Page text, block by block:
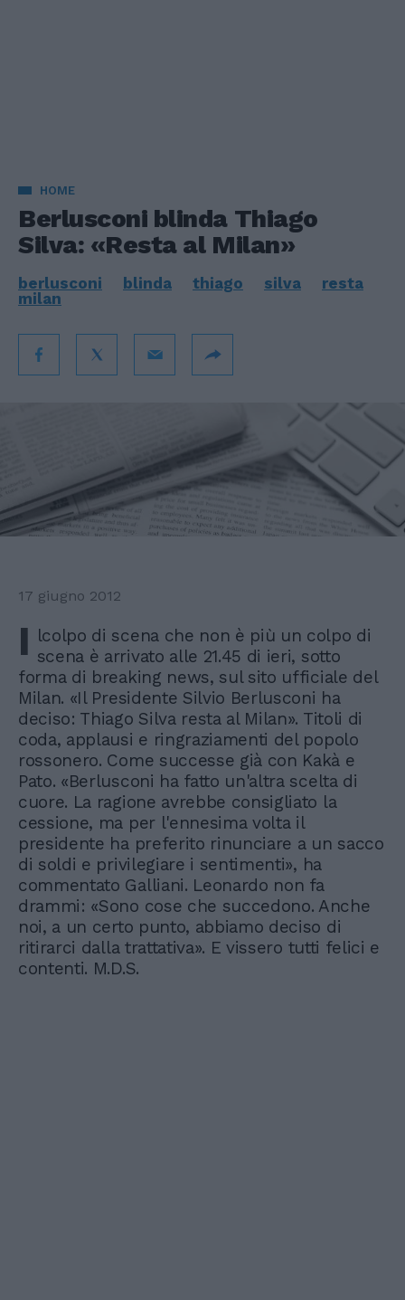
HOME
Berlusconi blinda Thiago
Silva: «Resta al Milan»
berlusconi blinda thiago silva
resta
milan
17 giugno 2012
I lcolpo di scena che non è più un colpo di
scena è arrivato alle 21.45 di ieri, sotto
forma di breaking news, sul sito ufficiale del
Milan. «Il Presidente Silvio Berlusconi ha
deciso: Thiago Silva resta al Milan». Titoli di
coda, applausi e ringraziamenti del popolo
rossonero. Come successe già con Kakà e
Pato. «Berlusconi ha fatto un'altra scelta di
cuore. La ragione avrebbe consigliato la
cessione, ma per l'ennesima volta il
presidente ha preferito rinunciare a un sacco
di soldi e privilegiare i sentimenti», ha
commentato Galliani. Leonardo non fa
drammi: «Sono cose che succedono. Anche
noi, a un certo punto, abbiamo deciso di
ritirarci dalla trattativa». E vissero tutti felici e
contenti. M.D.S.